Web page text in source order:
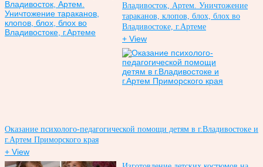
Владивосток, Артем. Уничтожение
тараканов, клопов, блох, блох во
Владивостоке, г.Артеме
+ View
Оказание психолого-педагогической помощи детям в г.Владивостоке и
г.Артем Приморского края
+ View